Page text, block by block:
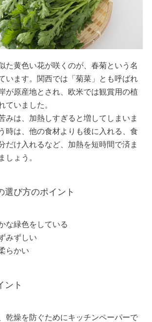
た黄色い花が咲くのが、春菊という名
います。関西では「菊菜」とも呼ばれ
が原産地とされ、欧米では観賞用の植
ていました。
みは、加熱しすぎると増してしまいま
時は、他の食材よりも後に入れる、食
だけ入れるなど、加熱を短時間で済ま
しょう。
選び方のポイント
な緑色をしている
みずしい
らかい
ント
乾燥を防ぐためにキッチンペーパーで